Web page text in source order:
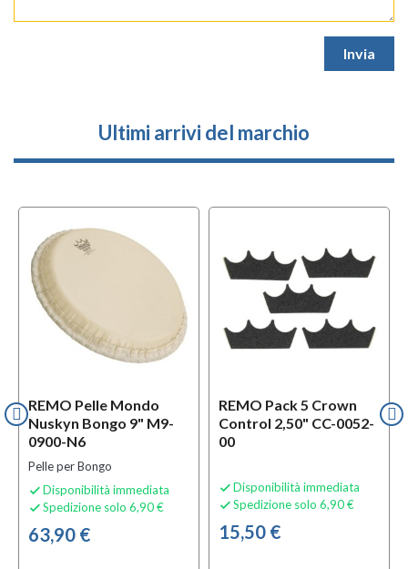
Ultimi arrivi del marchio
REMO Pelle Mondo
Nuskyn Bongo 9" M9-
0900-N6
Pelle per Bongo
 Disponibilità immediata
 Spedizione solo 6,90 €
63,90 €
REMO Pack 5 Crown
Control 2,50" CC-0052-
00
 Disponibilità immediata
 Spedizione solo 6,90 €
15,50 €